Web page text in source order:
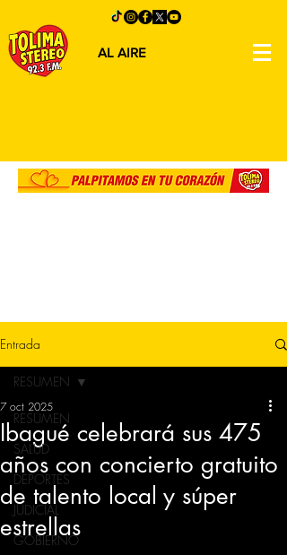
AL AIRE
Entrada
RESUMEN
SALUD
DEPORTES
JUDICIAL
GOBIERNO
RESUMEN
Ibagué celebrará sus 475
años con concierto gratuito
de talento local y súper
estrellas
7 oct 2025